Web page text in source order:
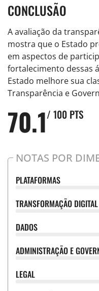
CONCLUSÃO
A avaliação da
mostra que o Estado
em aspectos de
fortalecimento dessas
Estado melhore sua
Transparência e
70.1/ 100 PTS
NOTAS POR
PLATAFORMAS
TRANSFORMAÇÃO DIGITAL
DADOS
ADMINISTRAÇÃO E
LEGAL